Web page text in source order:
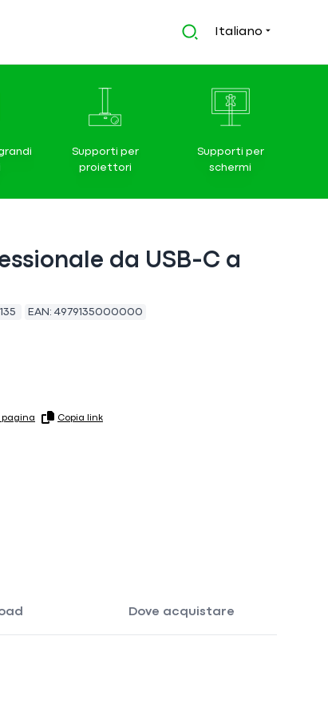
Italiano
Supporti per
proiettori
Supporti per
schermi
da USB-C a
EAN: 4979135000000
pagina Copia link
Dove acquistare